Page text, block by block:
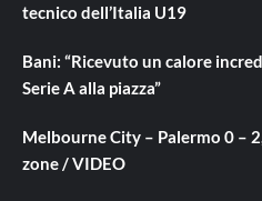
tecnico dell’Italia U19
Bani: “Ricevuto un calore
Serie A alla piazza”
Melbourne City – Palermo 0 –
zone / VIDEO